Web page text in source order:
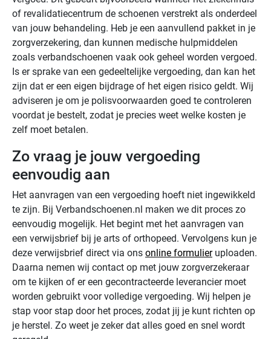
of revalidatiecentrum de schoenen verstrekt als onderdeel
van jouw behandeling. Heb je een aanvullend pakket in je
zorgverzekering, dan kunnen medische hulpmiddelen
zoals verbandschoenen vaak ook geheel worden vergoed.
Is er sprake van een gedeeltelijke vergoeding, dan kan het
zijn dat er een eigen bijdrage of het eigen risico geldt. Wij
adviseren je om je polisvoorwaarden goed te controleren
voordat je bestelt, zodat je precies weet welke kosten je
zelf moet betalen.
Zo vraag je jouw vergoeding
eenvoudig aan
Het aanvragen van een vergoeding hoeft niet ingewikkeld
te zijn. Bij Verbandschoenen.nl maken we dit proces zo
eenvoudig mogelijk. Het begint met het aanvragen van
een verwijsbrief bij je arts of orthopeed. Vervolgens kun je
deze verwijsbrief direct via onsonline formulieruploaden.
Daarna nemen wij contact op met jouw zorgverzekeraar
om te kijken of er een gecontracteerde leverancier moet
worden gebruikt voor volledige vergoeding. Wij helpen je
stap voor stap door het proces, zodat jij je kunt richten op
je herstel. Zo weet je zeker dat alles goed en snel wordt